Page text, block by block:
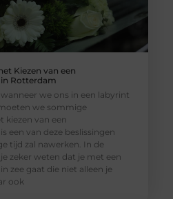
Kiezen van een
Rotterdam
we ons in een labyrint
we sommige
kiezen van een
een van deze beslissingen
tijd zal nawerken. In de
zeker weten dat je met een
zee gaat die niet alleen je
ook